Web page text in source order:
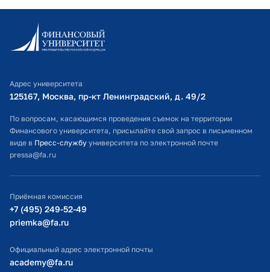
Информационно-образовательный портал
Личный кабинет поступающего
Оплата обучения
Расписание занятий
Студенческий офис
Официальный адрес электронной почты
Министерство просвещения РФ
Министерство науки и высшего образования РФ
Адрес университета
125167, Москва, пр-кт Ленинградский, д. 49/2​
По вопросам, касающимся проведения съемок на территории
Финансового университета, присылайте свой запрос в письменном
виде в Пресс-службу университета по электронной почте
pressa@fa.ru
Приёмная комиссия
+7 (495) 249-52-49
priemka@fa.ru
Официальный адрес электронной почты
academy@fa.ru